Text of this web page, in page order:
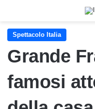
Spettacolo Italia
Grande
famosi